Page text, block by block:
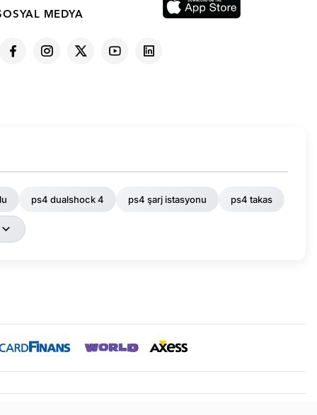
MEDYA
ps4 dualshock 4 ps4 şarj istasyonu ps4 takas